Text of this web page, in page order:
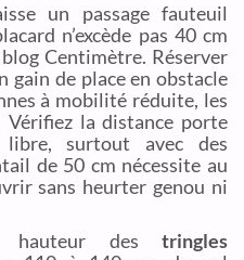
un passage fauteuil
n’excède pas 40 cm
Centimètre. Réserver
gain de place en obstacle
à mobilité réduite, les
Vérifiez la distance porte
libre, surtout avec des
de 50 cm nécessite au
sans heurter genou ni
hauteur des tringles